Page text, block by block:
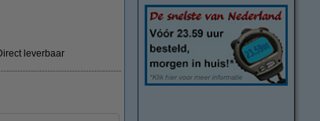
leverbaar